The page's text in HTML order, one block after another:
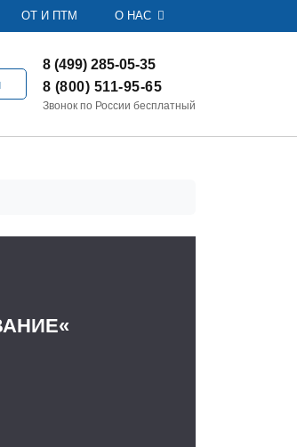
ОТ И ПТМ О НАС
8 (499) 285-05-35
8 (800) 511-95-65
Звонок по России бесплатный